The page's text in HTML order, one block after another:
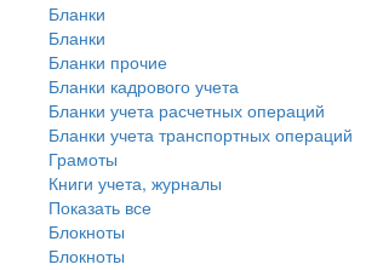
Бланки
Бланки
Бланки прочие
Бланки кадрового учета
Бланки учета расчетных операций
Бланки учета транспортных операций
Грамоты
Книги учета, журналы
Показать все
Блокноты
Блокноты